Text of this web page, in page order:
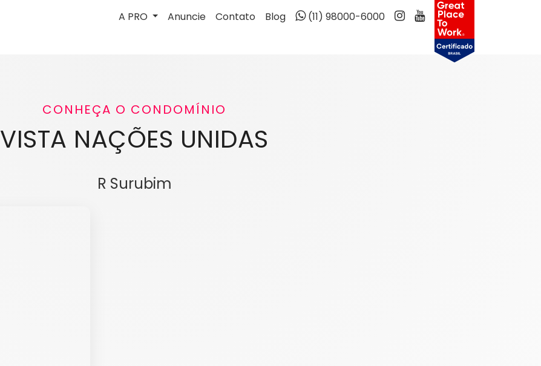
A PRO Anuncie Contato Blog (11) 98000-6000
CONHEÇA O CONDOMÍNIO
VISTA NAÇÕES UNIDAS
R Surubim